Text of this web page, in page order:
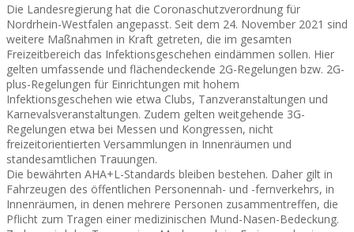
Die Landesregierung hat die Coronaschutzverordnung für
Nordrhein-Westfalen angepasst. Seit dem 24. November 2021 sind
weitere Maßnahmen in Kraft getreten, die im gesamten
Freizeitbereich das Infektionsgeschehen eindämmen sollen. Hier
gelten umfassende und flächendeckende 2G-Regelungen bzw. 2G-
plus-Regelungen für Einrichtungen mit hohem
Infektionsgeschehen wie etwa Clubs, Tanzveranstaltungen und
Karnevalsveranstaltungen. Zudem gelten weitgehende 3G-
Regelungen etwa bei Messen und Kongressen, nicht
freizeitorientierten Versammlungen in Innenräumen und
standesamtlichen Trauungen.
Die bewährten AHA+L-Standards bleiben bestehen. Daher gilt in
Fahrzeugen des öffentlichen Personennah- und -fernverkehrs, in
Innenräumen, in denen mehrere Personen zusammentreffen, die
Pflicht zum Tragen einer medizinischen Mund-Nasen-Bedeckung.